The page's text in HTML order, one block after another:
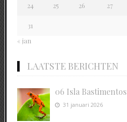
24 25 26 27
31
« jan
LAATSTE BERICHTEN
06 Isla Bastimentos
31 januari 2026